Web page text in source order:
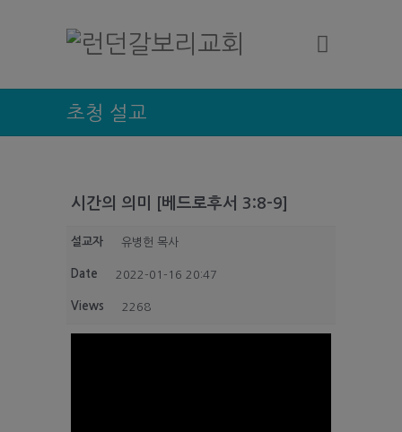
초청 설교
시간의 의미 [베드로후서 3:8-9]
설교자 유병헌 목사
Date 2022-01-16 20:47
Views 2268